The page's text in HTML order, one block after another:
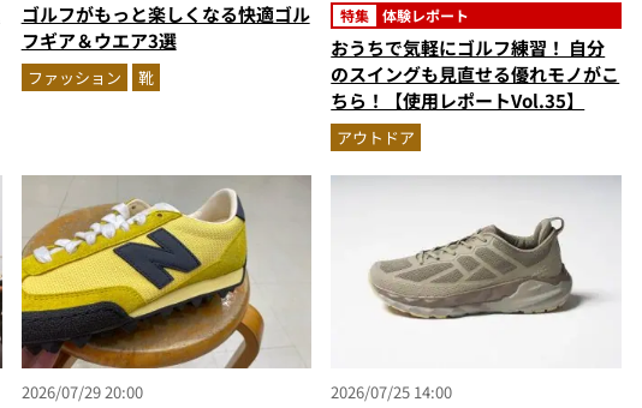
ゴルフがもっと楽しくなる快適ゴル
フギア＆ウエア3選
ファッション 靴
特集 体験レポート
おうちで気軽にゴルフ練習！ 自分
のスイングも見直せる優れモノがこ
ちら！【使用レポートVol.35】
アウトドア
2026/07/29 20:00 2026/07/25 14:00